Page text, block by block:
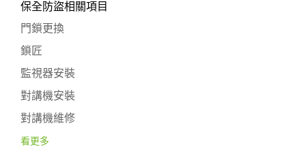
保全防盜相關項目
門鎖更換
鎖匠
監視器安裝
對講機安裝
對講機維修
看更多